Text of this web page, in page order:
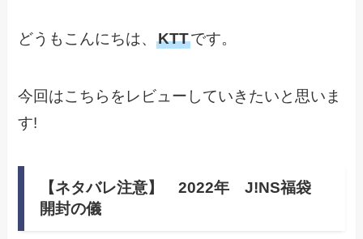
どうもこんにちは、KTTです。
今回はこちらをレビューしていきたいと思いま
す!
【ネタバレ注意】 2022年 J!NS福袋
開封の儀